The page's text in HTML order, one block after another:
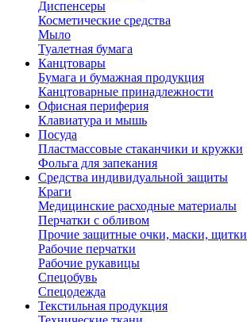
Диспенсеры
Косметические средства
Мыло
Туалетная бумага
Канцтовары
Бумага и бумажная продукция
Канцтоварные принадлежности
Офисная периферия
Клавиатура и мышь
Посуда
Пластмассовые стаканчики и кружки
Фольга для запекания
Средства индивидуальной защиты
Краги
Медицинские расходные материалы
Перчатки с обливом
Прочие защитные очки, маски, щитки
Рабочие перчатки
Рабочие рукавицы
Спецобувь
Спецодежда
Текстильная продукция